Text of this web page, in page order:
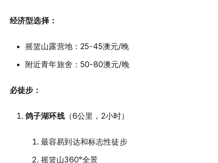
经济型选择：
摇篮山露营地：25-45澳元/晚
附近青年旅舍：50-80澳元/晚
必徒步：
鸽子湖环线（6公里，2小时）
最容易到达和标志性徒步
摇篮山360°全景